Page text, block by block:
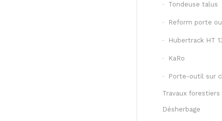
Tondeuse talus
Reform porte
Hubertrack HT
KaRo
Porte-outil sur
Travaux forestiers
Désherbage